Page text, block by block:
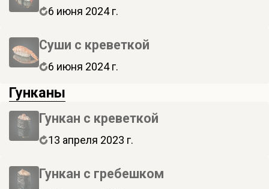
6 июня 2024 г.
Суши с креветкой
6 июня 2024 г.
Гунканы
Гункан с креветкой
13 апреля 2023 г.
Гункан с гребешком